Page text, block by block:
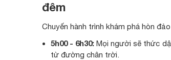
đêm
Chuyến hành trình khám phá hòn
5h00 - 6h30:Mọi người sẽ thức
từ đường chân trời.